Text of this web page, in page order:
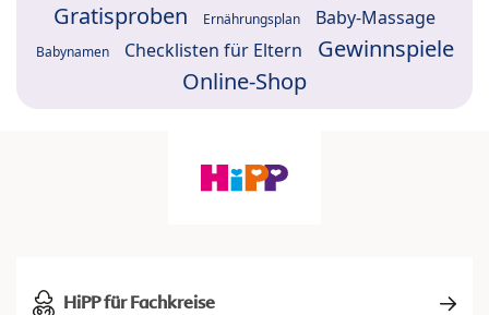
Gratisproben Ernährungsplan Baby-Massage
Babynamen Checklisten für Eltern
Gewinnspiele
Online-Shop
HiPP für Fachkreise